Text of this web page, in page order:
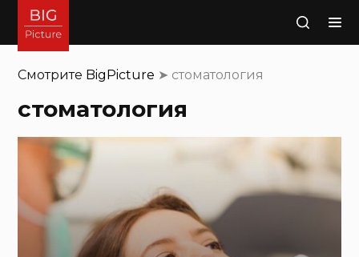
Поиск
Смотрите BigPicture ➤ стоматология
стоматология